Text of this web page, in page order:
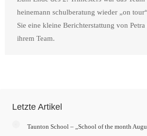
heinemann schulberatung wieder „on
Sie eine kleine Berichterstattung von
ihrem Team.
Letzte Artikel
Taunton School – „School of the month